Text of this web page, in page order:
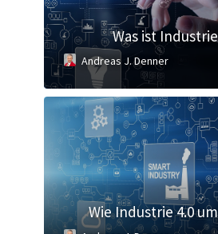
Was ist
Andreas J. Denner
Wie Industrie 4.0